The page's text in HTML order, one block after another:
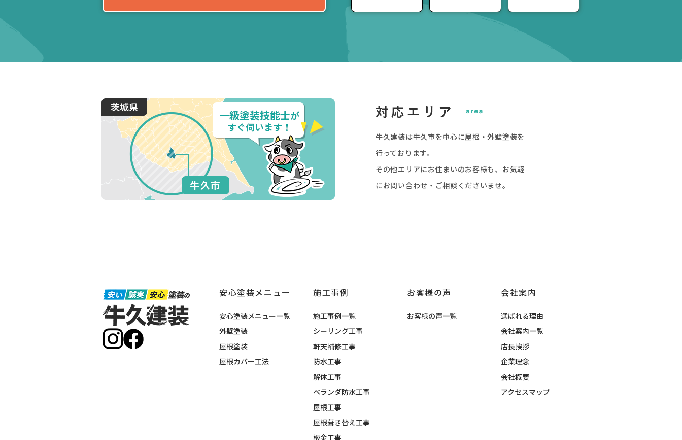
牛久建装は牛久市を中心に屋根・外壁塗装を
行っております。
その他エリアにお住まいのお客様も、お気軽
にお問い合わせ・ご相談くださいませ。
安心塗装メニュー
安心塗装メニュー一覧
外壁塗装
屋根塗装
屋根カバー工法
施工事例
施工事例一覧
シーリング工事
軒天補修工事
防水工事
解体工事
ベランダ防水工事
屋根工事
屋根葺き替え工事
板金工事
お客様の声
お客様の声一覧
会社案内
選ばれる理由
会社案内一覧
店長挨拶
企業理念
会社概要
アクセスマップ